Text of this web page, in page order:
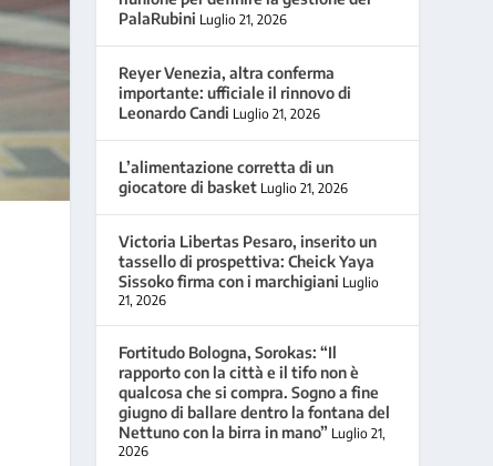
PalaRubini Luglio 21, 2026
Reyer Venezia, altra conferma
importante: ufficiale il rinnovo di
Leonardo Candi Luglio 21, 2026
L’alimentazione corretta di un
giocatore di basket Luglio 21, 2026
Victoria Libertas Pesaro, inserito un
tassello di prospettiva: Cheick Yaya
Sissoko firma con i marchigiani Luglio
21, 2026
Fortitudo Bologna, Sorokas: “Il
rapporto con la città e il tifo non è
qualcosa che si compra. Sogno a fine
giugno di ballare dentro la fontana del
Nettuno con la birra in mano” Luglio 21,
2026